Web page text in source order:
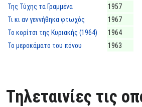
Της Τύχης τα Γραμμένα
1957
Τι κι αν γεννήθηκα φτωχός
1967
Το κορίτσι της Κυριακής (1964)
1964
Το μεροκάματο του πόνου
1963
Τηλεταινίες τις